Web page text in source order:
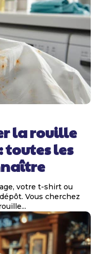
la rouille
toutes les
votre t-shirt ou
Vous cherchez